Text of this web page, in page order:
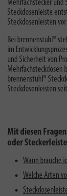
Mehrfachstecker
Steckdosenleiste
Steckdosenleisten
Bei brennenstuhl®
im
und Sicherheit von
Mehrfachsteckdosen
brennenstuhl®
Steckdosenleisten
Mit diesen
oder
Wann brauche
Welche Arten